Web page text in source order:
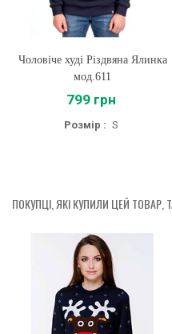
Чоловіче худі Різдвяна Ялинка
мод.611
799 грн
Розмір : S
ПОКУПЦІ, ЯКІ КУПИЛИ ЦЕЙ ТОВАР,